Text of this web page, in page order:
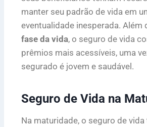
manter seu padrão de vida em
eventualidade inesperada. Além
fase da vida, o seguro de vida
prêmios mais acessíveis, uma
segurado é jovem e saudável.
Seguro de Vida na
Na maturidade, o seguro de